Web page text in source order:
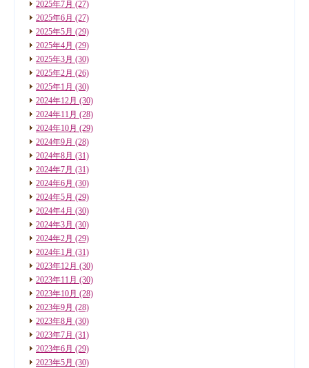
2025年7月 (27)
2025年6月 (27)
2025年5月 (29)
2025年4月 (29)
2025年3月 (30)
2025年2月 (26)
2025年1月 (30)
2024年12月 (30)
2024年11月 (28)
2024年10月 (29)
2024年9月 (28)
2024年8月 (31)
2024年7月 (31)
2024年6月 (30)
2024年5月 (29)
2024年4月 (30)
2024年3月 (30)
2024年2月 (29)
2024年1月 (31)
2023年12月 (30)
2023年11月 (30)
2023年10月 (28)
2023年9月 (28)
2023年8月 (30)
2023年7月 (31)
2023年6月 (29)
2023年5月 (30)